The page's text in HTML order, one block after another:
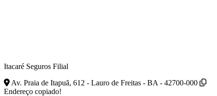
Itacaré Seguros Filial
Av. Praia de Itapuã, 612 - Lauro de Freitas - BA - 42700-000
Endereço copiado!